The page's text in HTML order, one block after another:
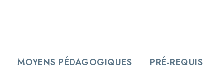
MOYENS PÉDAGOGIQUES PRÉ-REQUIS